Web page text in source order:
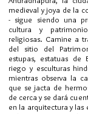
medieval y joya de la
- sigue siendo una
cultura y
religiosas. Camine a
del sitio del
estupas, estatuas de
riego y esculturas
mientras observa la
que se jacta de
de cerca y se dará
en la arquitectura y las